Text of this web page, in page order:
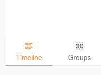
Timeline Groups